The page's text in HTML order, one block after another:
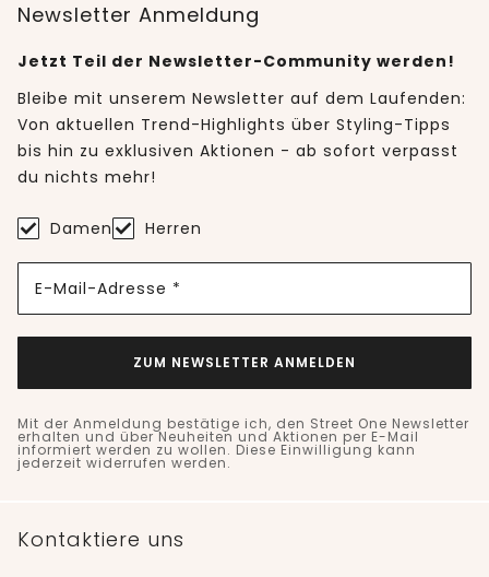
Newsletter Anmeldung
Jetzt Teil der Newsletter-Community werden!
Bleibe mit unserem Newsletter auf dem Laufenden:
Von aktuellen Trend-Highlights über Styling-Tipps
bis hin zu exklusiven Aktionen - ab sofort verpasst
du nichts mehr!
Damen Herren
E-Mail-Adresse *
ZUM NEWSLETTER ANMELDEN
Mit der Anmeldung bestätige ich, den Street One Newsletter
erhalten und über Neuheiten und Aktionen per E-Mail
informiert werden zu wollen. Diese Einwilligung kann
jederzeit widerrufen werden.
Kontaktiere uns